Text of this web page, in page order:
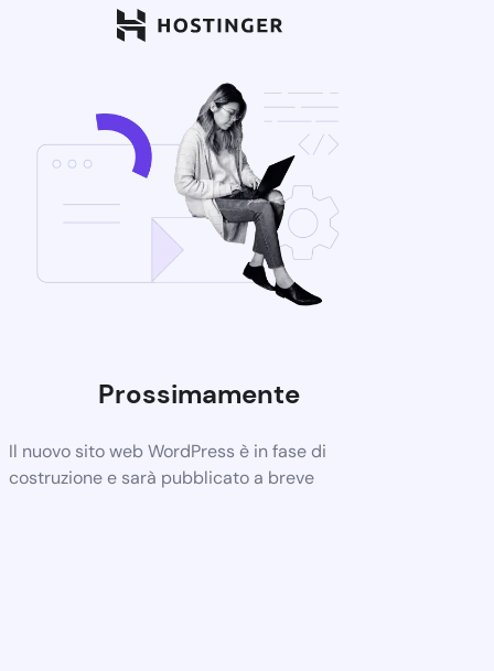
Prossimamente
Il nuovo sito web WordPress è in fase di
costruzione e sarà pubblicato a breve